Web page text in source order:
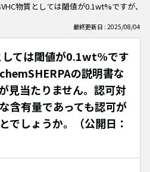
物質としては閾値が0.1wt%ですが、
最終更新日 : 2025/08/04
ては閾値が0.1wt%です
の説明書な
見当たりません。認可対
含有量であっても認可が
でしょうか。（公開日：